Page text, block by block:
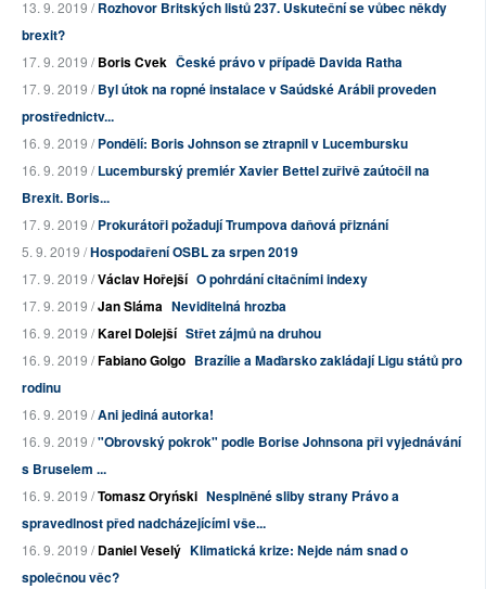
13. 9. 2019 /Rozhovor Britských listů 237. Uskuteční se vůbec někdy
brexit?
17. 9. 2019 /Boris Cvek České právo v případě Davida Ratha
17. 9. 2019 /Byl útok na ropné instalace v Saúdské Arábii proveden
prostřednictv...
16. 9. 2019 /Pondělí: Boris Johnson se ztrapnil v Lucembursku
16. 9. 2019 /Lucemburský premiér Xavier Bettel zuřivě zaútočil na
Brexit. Boris...
17. 9. 2019 /Prokurátoři požadují Trumpova daňová přiznání
5. 9. 2019 /Hospodaření OSBL za srpen 2019
17. 9. 2019 /Václav Hořejší O pohrdání citačními indexy
17. 9. 2019 /Jan Sláma Neviditelná hrozba
16. 9. 2019 /Karel Dolejší Střet zájmů na druhou
16. 9. 2019 /Fabiano Golgo Brazílie a Maďarsko zakládají Ligu států pro
rodinu
16. 9. 2019 /Ani jediná autorka!
16. 9. 2019 /"Obrovský pokrok" podle Borise Johnsona při vyjednávání
s Bruselem ...
16. 9. 2019 /Tomasz Oryński Nesplněné sliby strany Právo a
spravedlnost před nadcházejícími vše...
16. 9. 2019 /Daniel Veselý Klimatická krize: Nejde nám snad o
společnou věc?